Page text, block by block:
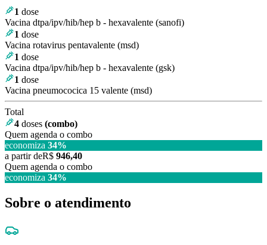
1 dose
Vacina dtpa/ipv/hib/hep b - hexavalente (sanofi)
1 dose
Vacina rotavirus pentavalente (msd)
1 dose
Vacina dtpa/ipv/hib/hep b - hexavalente (gsk)
1 dose
Vacina pneumococica 15 valente (msd)
Total
4 doses (combo)
Quem agenda o combo
economiza 34%
a partir deR$ 946,40
Quem agenda o combo
economiza 34%
Sobre o atendimento